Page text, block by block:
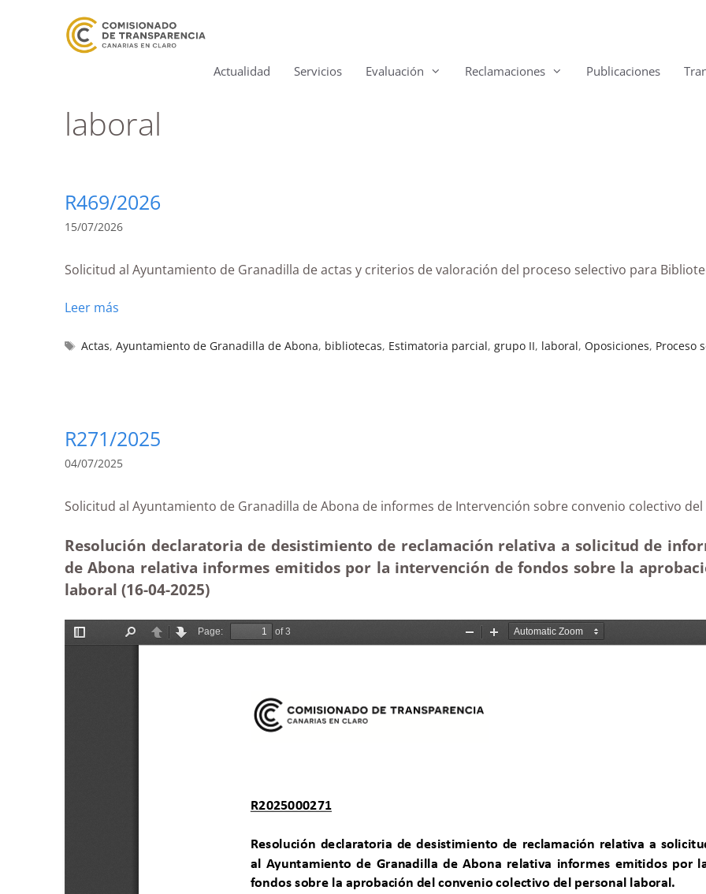
Actualidad Servicios Evaluación Reclamaciones Publicaciones
laboral
R469/2026
15/07/2026
Solicitud al Ayuntamiento de Granadilla de actas y criterios de valoración del proceso selectivo para
Leer más
Actas,Ayuntamiento de Granadilla de Abona, bibliotecas, Estimatoria parcial,grupo II, laboral,Oposiciones, Proceso
R271/2025
04/07/2025
Solicitud al Ayuntamiento de Granadilla de Abona de informes de Intervención sobre convenio
Resolución declaratoria de desistimiento de reclamación relativa a solicitud de
de Abona relativa informes emitidos por la intervención de fondos sobre la
laboral (16-04-2025)